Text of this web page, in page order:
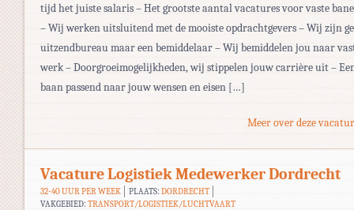
tijd het juiste salaris – Het grootste aantal vacatures voor vaste
– Wij werken uitsluitend met de mooiste opdrachtgevers – Wij zijn
uitzendbureau maar een bemiddelaar – Wij bemiddelen jou naar
werk – Doorgroeimogelijkheden, wij stippelen jouw carrière uit –
baan passend naar jouw wensen en eisen […]
Meer over deze
Vacature Logistiek Medewerker Dordrecht
32-40 UUR PER WEEK PLAATS: DORDRECHT
VAKGEBIED: TRANSPORT/LOGISTIEK/LUCHTVAART